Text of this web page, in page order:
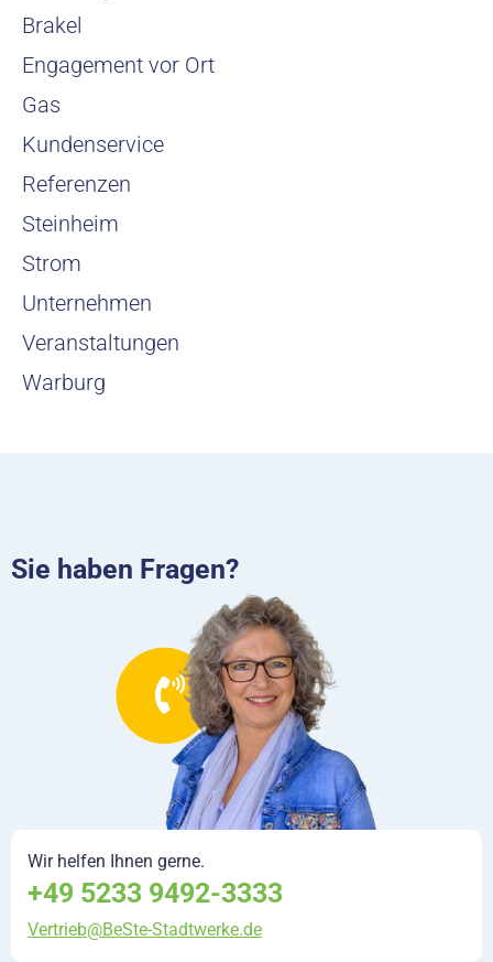
Brakel
Engagement vor Ort
Gas
Kundenservice
Referenzen
Steinheim
Strom
Unternehmen
Veranstaltungen
Warburg
Sie haben Fragen?
Wir helfen Ihnen gerne.
+49 5233 9492-3333
Vertrieb@BeSte-Stadtwerke.de